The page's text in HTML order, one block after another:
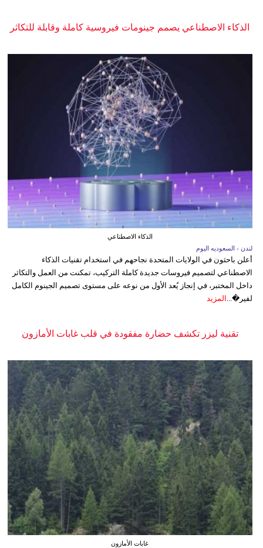
الذكاء الاصطناعي يصمم جينومات فيروسية كاملة وقابلة للتكاثر
الذكاء الاصطناعي
لندن - السعوديه اليوم
أعلن باحثون في الولايات المتحدة نجاحهم في استخدام تقنيات الذكاء
الاصطناعي لتصميم فيروسات جديدة كاملة التركيب، تمكنت من العمل والتكاثر
داخل المختبر، في إنجاز يُعد الأول من نوعه على مستوى تصميم الجينوم الكامل
لفير�... المزيد
تقنية ليزر تكشف حضارة مفقودة في قلب غابات الأمازون
غابات الأمازون